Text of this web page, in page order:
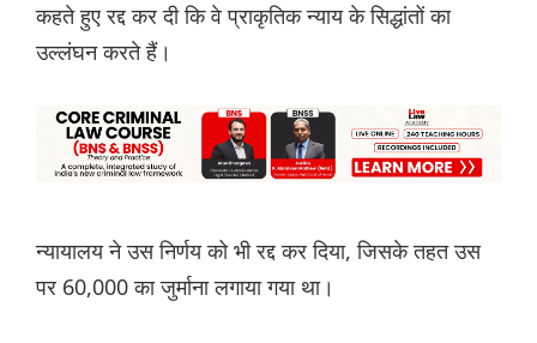
कहते हुए रद्द कर दी कि वे प्राकृतिक न्याय के सिद्धांतों का
उल्लंघन करते हैं।
न्यायालय ने उस निर्णय को भी रद्द कर दिया, जिसके तहत उस
पर 60,000 का जुर्माना लगाया गया था।